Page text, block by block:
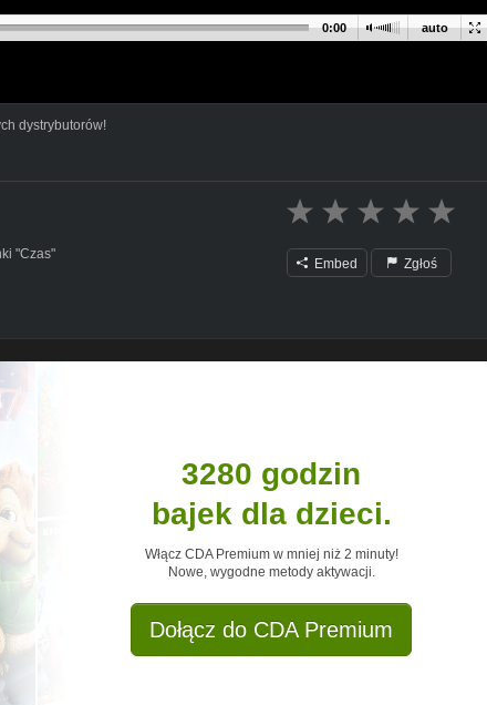
auto
0:00
dystrybutorów!
"Czas"
Embed Zgłoś
3280 godzin
bajek dla dzieci.
Włącz CDA Premium w mniej niż 2 minuty!
Nowe, wygodne metody aktywacji.
Dołącz do CDA Premium